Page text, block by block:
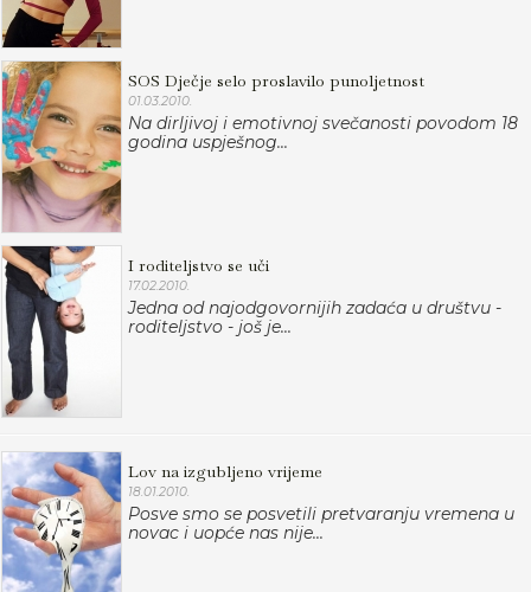
SOS Dječje selo proslavilo punoljetnost
01.03.2010.
Na dirljivoj i emotivnoj svečanosti povodom 18
godina uspješnog...
I roditeljstvo se uči
17.02.2010.
Jedna od najodgovornijih zadaća u društvu -
roditeljstvo - još je...
Lov na izgubljeno vrijeme
18.01.2010.
Posve smo se posvetili pretvaranju vremena u
novac i uopće nas nije...